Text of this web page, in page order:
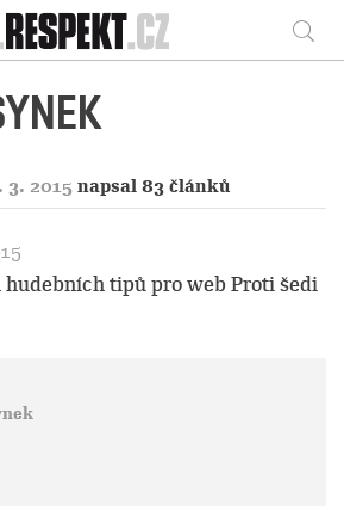
Respekt
3. 2015 napsal 83 článků
hudebních tipů pro web Proti šedi